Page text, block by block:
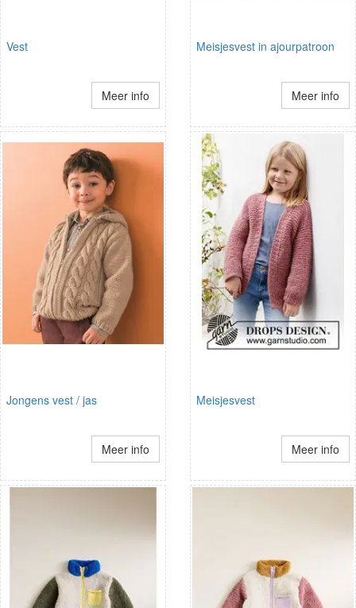
Vest
Meer info
Meisjesvest in ajourpatroon
Meer info
Jongens vest / jas
Meer info
Meisjesvest
Meer info